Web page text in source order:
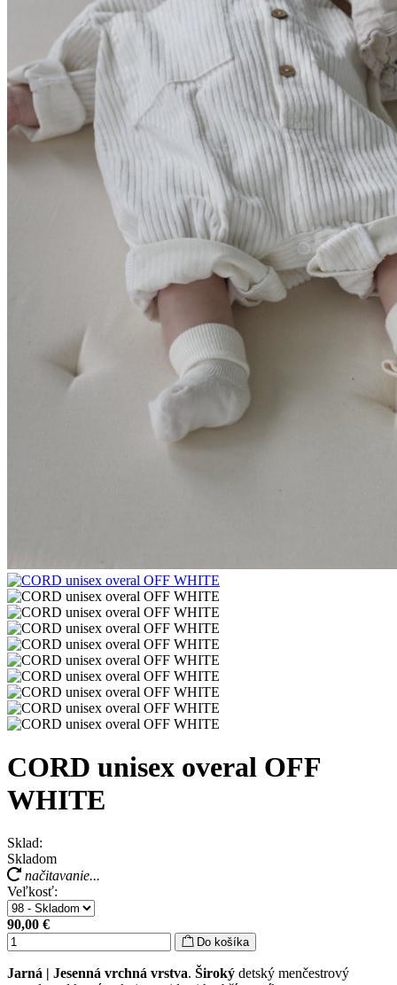
CORD unisex overal OFF
WHITE
Sklad:
Skladom
načitavanie...
Veľkosť:
90,00 €
Do košíka
Jarná | Jesenná vrchná vrstva. Široký detský menčestrový